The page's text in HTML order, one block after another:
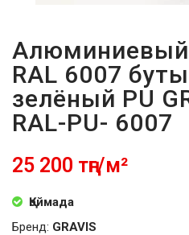
RAL 6007
зелёный PU
RAL-PU- 6007
25 200 тңг/м²
Қоймада
Бренд: GRAVIS